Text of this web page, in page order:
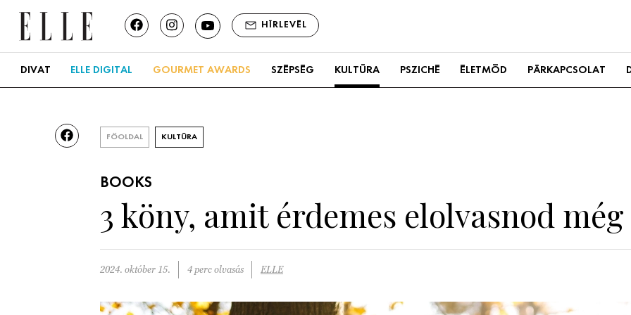
HÍRLEVÉL
DIVAT ELLE DIGITAL GOURMET AWARDS SZÉPSÉG KULTÚRA PSZICHÉ ÉLETMÓD PÁRKAPCSOLAT
FŐOLDAL KULTÚRA
BOOKS
3 köny, amit érdemes elolvasnod
2024. október 15. 4 perc olvasás ELLE